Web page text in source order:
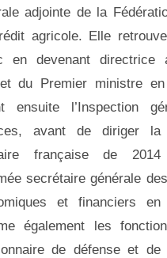
adjointe de la
agricole. Elle
en devenant directrice
du Premier ministre
ensuite l’Inspection
avant de diriger la
française de
secrétaire générale
et financiers
également les
de défense et